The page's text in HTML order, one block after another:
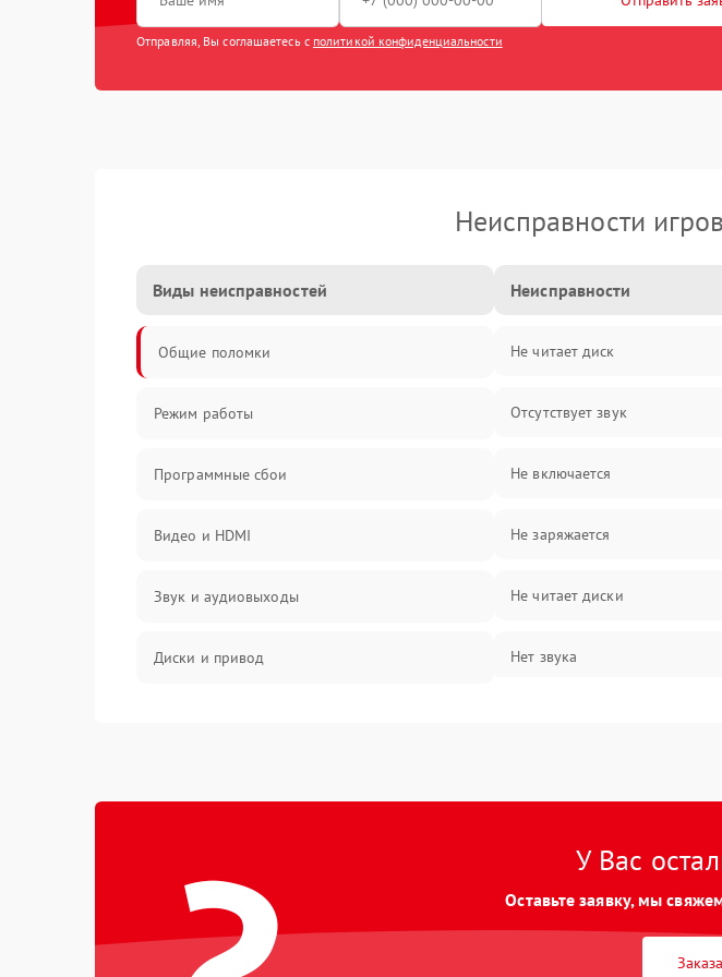
Отправляя, Вы соглашаетесь с политикой конфиденциальности
Неисправности
Виды неисправностей
Общие поломки
Режим работы
Программные сбои
Видео и HDMI
Звук и аудиовыходы
Диски и привод
Питание и электрика
Перегрев и охлаждение
Неисправности
Не читает диск
Отсутствует звук
Не включается
Не заряжается
Не читает диски
Нет звука
У Вас
Оставьте заявку, мы